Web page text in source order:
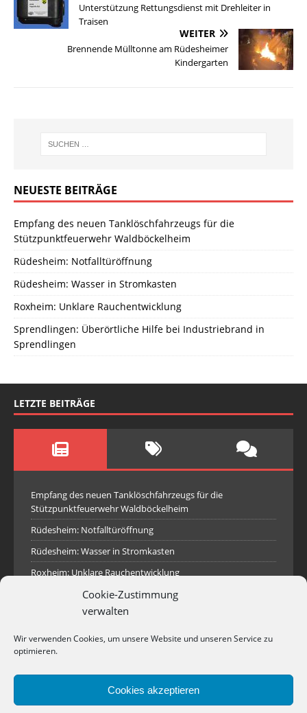
Cookie-Zustimmung
verwalten
Wir verwenden Cookies, um unsere Website und unseren Service zu
optimieren.
Cookies akzeptieren
Unterstützung Rettungsdienst mit Drehleiter in
Traisen
WEITER
Brennende Mülltonne am Rüdesheimer
Kindergarten
NEUESTE BEITRÄGE
Empfang des neuen Tanklöschfahrzeugs für die
Stützpunktfeuerwehr Waldböckelheim
Rüdesheim: Notfalltüröffnung
Rüdesheim: Wasser in Stromkasten
Roxheim: Unklare Rauchentwicklung
Sprendlingen: Überörtliche Hilfe bei Industriebrand in
Sprendlingen
LETZTE BEITRÄGE
Empfang des neuen Tanklöschfahrzeugs für die
Stützpunktfeuerwehr Waldböckelheim
Rüdesheim: Notfalltüröffnung
Rüdesheim: Wasser in Stromkasten
Roxheim: Unklare Rauchentwicklung
Sprendlingen: Überörtliche Hilfe bei Industriebrand in
Sprendlingen
Rüdesheim: Aufgerissener Dieseltank
Industriepark Pferdsfeld: Brand eines Holzpolter